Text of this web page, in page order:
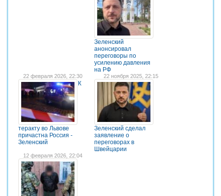
Зеленский
анонсировал
переговоры по
усилению давления
на РФ
22 февраля 2026, 22:30
К
теракту во Львове
причастна Россия -
Зеленский
22 ноября 2025, 22:15
Зеленский сделал
заявление о
переговорах в
Швейцарии
12 февраля 2026, 22:04